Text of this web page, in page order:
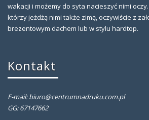
wakacji i możemy do syta nacieszyć nimi
którzy jeżdżą nimi także zimą, oczywiście z
brezentowym dachem lub w stylu hardtop.
Kontakt
E-mail: biuro@centrumnadruku.com.pl
GG: 67147662